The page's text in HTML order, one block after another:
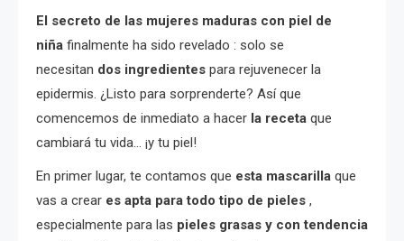
El secreto de las mujeres maduras con piel de
niña finalmente ha sido revelado : solo se
necesitan dos ingredientes para rejuvenecer la
epidermis. ¿Listo para sorprenderte? Así que
comencemos de inmediato a hacer la receta que
cambiará tu vida… ¡y tu piel!
En primer lugar, te contamos que esta mascarilla que
vas a crear es apta para todo tipo de pieles ,
especialmente para las pieles grasas y con tendencia